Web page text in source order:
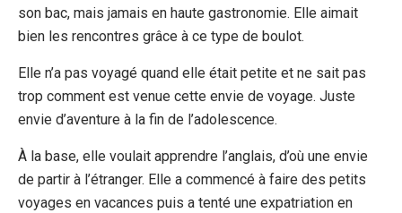
son bac, mais jamais en haute gastronomie. Elle aimait
bien les rencontres grâce à ce type de boulot.
Elle n’a pas voyagé quand elle était petite et ne sait pas
trop comment est venue cette envie de voyage. Juste
envie d’aventure à la fin de l’adolescence.
À la base, elle voulait apprendre l’anglais, d’où une envie
de partir à l’étranger. Elle a commencé à faire des petits
voyages en vacances puis a tenté une expatriation en